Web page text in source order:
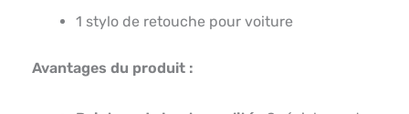
1 stylo de retouche pour voiture
Avantages du produit :